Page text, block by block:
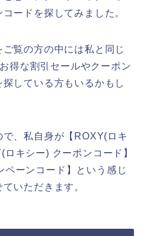
ードを探してみました。
覧の方の中には私と同じ
得な割引セールやクーポン
している方もいるかもし
、私自身が【ROXY(ロキ
キシー) クーポンコード】
ペーンコード】という感じ
いただきます。